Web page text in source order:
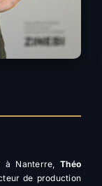
à Nanterre,Théo
de production